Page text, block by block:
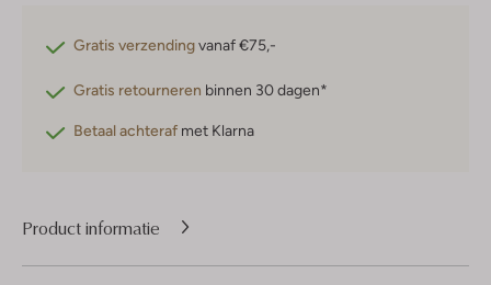
Gratis verzendingvanaf €75,-
Gratis retourneren binnen 30 dagen*
Betaal achteraf met Klarna
Product informatie